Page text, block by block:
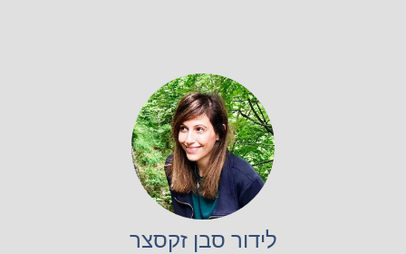
לידור סבן זקסצר